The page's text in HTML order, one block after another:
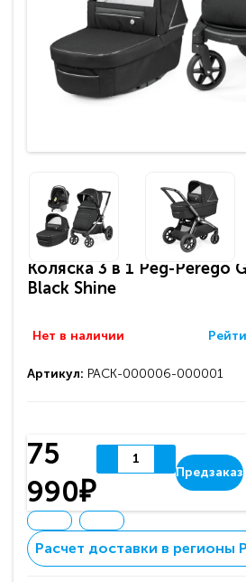
Коляска 3 в 1 Peg-Perego
Black Shine
Нет в наличии
Артикул: PACK-000006-000001
75
990₽
Предзаказ
Расчет доставки в регионы